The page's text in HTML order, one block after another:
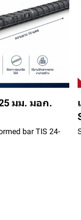
มม. มอก.
bar TIS 24-